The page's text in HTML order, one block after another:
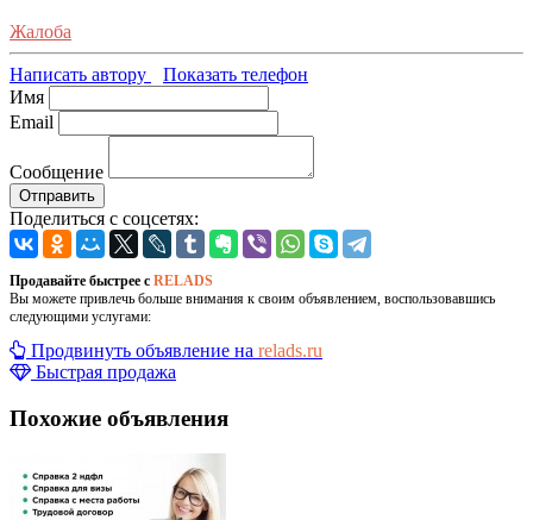
Жалоба
Написать автору
Показать телефон
Имя
Email
Сообщение
Отправить
Поделиться с соцсетях:
Продавайте быстрее с RELADS
Вы можете привлечь больше внимания к своим объявлением, воспользовавшись
следующими услугами:
Продвинуть объявление на relads.ru
Быстрая продажа
Похожие объявления